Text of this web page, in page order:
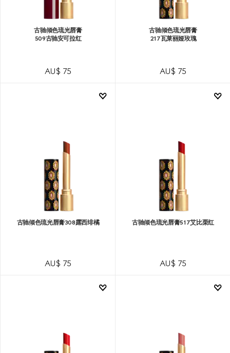
古驰倾色琉光唇膏
509古驰安可拉红
AU$ 75
古驰倾色琉光唇膏
217瓦莱丽娅玫瑰
AU$ 75
古驰倾色琉光唇膏308露西绯橘
AU$ 75
古驰倾色琉光唇膏517艾比栗红
AU$ 75